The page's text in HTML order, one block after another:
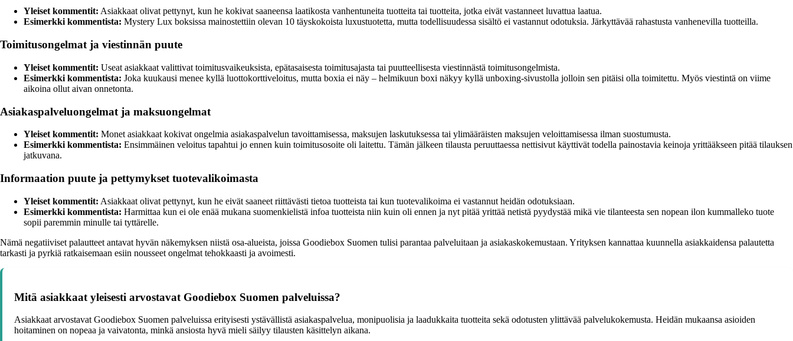
Yleiset kommentit: Asiakkaat olivat pettynyt, kun he kokivat saaneensa laatikosta vanhentuneita tuotteita tai tuotteita, jotka eivät vastanneet luvattua laatua.
Esimerkki kommentista: Mystery Lux boksissa mainostettiin olevan 10 täyskokoista luxustuotetta, mutta todellisuudessa sisältö ei vastannut odotuksia. Järkyttävää rahastusta vanhenevilla tuotteilla.
Toimitusongelmat ja viestinnän puute
Yleiset kommentit: Useat asiakkaat valittivat toimitusvaikeuksista, epätasaisesta toimitusajasta tai puutteellisesta viestinnästä toimitusongelmista.
Esimerkki kommentista: Joka kuukausi menee kyllä luottokorttiveloitus, mutta boxia ei näy – helmikuun boxi näkyy kyllä unboxing-sivustolla jolloin sen pitäisi olla toimitettu. Myös viestintä on viime
aikoina ollut aivan onnetonta.
Asiakaspalveluongelmat ja maksuongelmat
Yleiset kommentit: Monet asiakkaat kokivat ongelmia asiakaspalvelun tavoittamisessa, maksujen laskutuksessa tai ylimääräisten maksujen veloittamisessa ilman suostumusta.
Esimerkki kommentista: Ensimmäinen veloitus tapahtui jo ennen kuin toimitusosoite oli laitettu. Tämän jälkeen tilausta peruuttaessa nettisivut käyttivät todella painostavia keinoja yrittääkseen pitää tilauksen
jatkuvana.
Informaation puute ja pettymykset tuotevalikoimasta
Yleiset kommentit: Asiakkaat olivat pettynyt, kun he eivät saaneet riittävästi tietoa tuotteista tai kun tuotevalikoima ei vastannut heidän odotuksiaan.
Esimerkki kommentista: Harmittaa kun ei ole enää mukana suomenkielistä infoa tuotteista niin kuin oli ennen ja nyt pitää yrittää netistä pyydystää mikä vie tilanteesta sen nopean ilon kummalleko tuote
sopii paremmin minulle tai tyttärelle.
Nämä negatiiviset palautteet antavat hyvän näkemyksen niistä osa-alueista, joissa Goodiebox Suomen tulisi parantaa palveluitaan ja asiakaskokemustaan. Yrityksen kannattaa kuunnella asiakkaidensa palautetta
tarkasti ja pyrkiä ratkaisemaan esiin nousseet ongelmat tehokkaasti ja avoimesti.
Mitä asiakkaat yleisesti arvostavat Goodiebox Suomen palveluissa?
Asiakkaat arvostavat Goodiebox Suomen palveluissa erityisesti ystävällistä asiakaspalvelua, monipuolisia ja laadukkaita tuotteita sekä odotusten ylittävää palvelukokemusta. Heidän mukaansa asioiden
hoitaminen on nopeaa ja vaivatonta, minkä ansiosta hyvä mieli säilyy tilausten käsittelyn aikana.